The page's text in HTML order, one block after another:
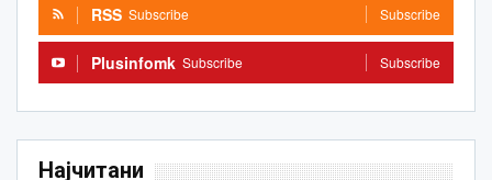
RSS Subscribe Subscribe
Plusinfomk Subscribe Subscribe
Најчитани